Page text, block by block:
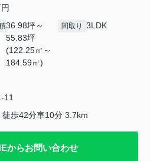
36.98坪～
55.83坪
(122.25㎡～
184.59㎡)
間取り 3LDK
11
徒歩42分車10分 3.7km
からお問い合わせ